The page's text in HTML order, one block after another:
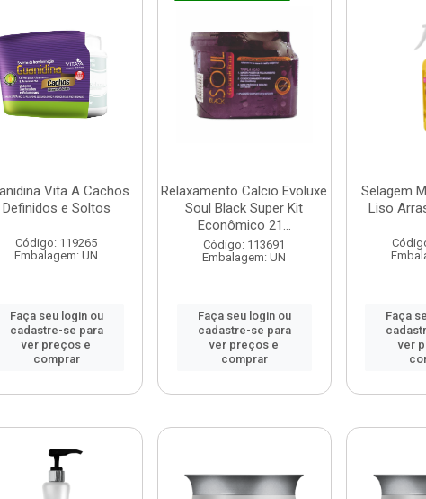
Vita A Cachos
Definidos e Soltos
Código: 119265
Embalagem: UN
Faça seu login ou
cadastre-se para
ver preços e
comprar
Relaxamento Calcio Evoluxe
Soul Black Super Kit
Econômico 21...
Código: 113691
Embalagem: UN
Faça seu login ou
cadastre-se para
ver preços e
comprar
Selagem
Liso
Faça
ver